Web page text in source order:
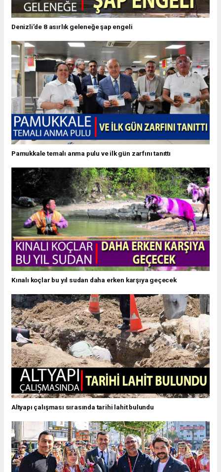
Denizli’de 8 asırlık geleneğe şap engeli
Pamukkale temalı anma pulu ve ilk gün zarfını tanıttı
Kınalı koçlar bu yıl sudan daha erken karşıya geçecek
Altyapı çalışması sırasında tarihi lahit bulundu